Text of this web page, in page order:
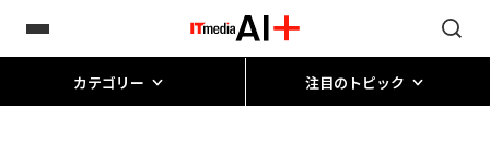
カテゴリー 注目のトピック